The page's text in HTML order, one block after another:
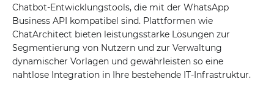
Chatbot-Entwicklungstools, die mit der WhatsApp
Business API kompatibel sind. Plattformen wie
ChatArchitect bieten leistungsstarke Lösungen zur
Segmentierung von Nutzern und zur Verwaltung
dynamischer Vorlagen und gewährleisten so eine
nahtlose Integration in Ihre bestehende IT-Infrastruktur.